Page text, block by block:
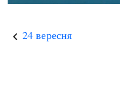
keyboard_arrow_left 24 вересня